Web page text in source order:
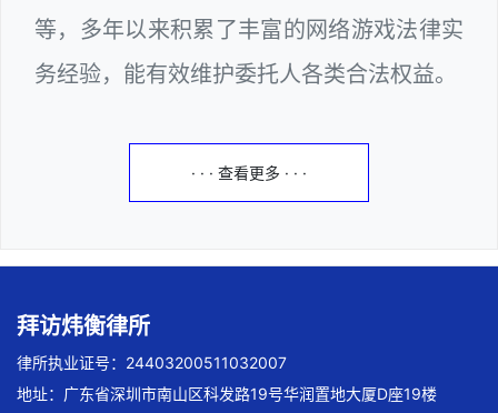
等，多年以来积累了丰富的网络游戏法律实
务经验，能有效维护委托人各类合法权益。
· · · 查看更多 · · ·
拜访炜衡律所
律所执业证号：24403200511032007
地址：广东省深圳市南山区科发路19号华润置地大厦D座19楼